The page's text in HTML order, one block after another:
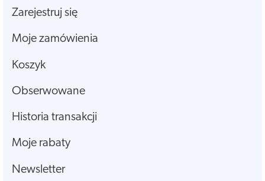
Zarejestruj się
Moje zamówienia
Koszyk
Obserwowane
Historia transakcji
Moje rabaty
Newsletter